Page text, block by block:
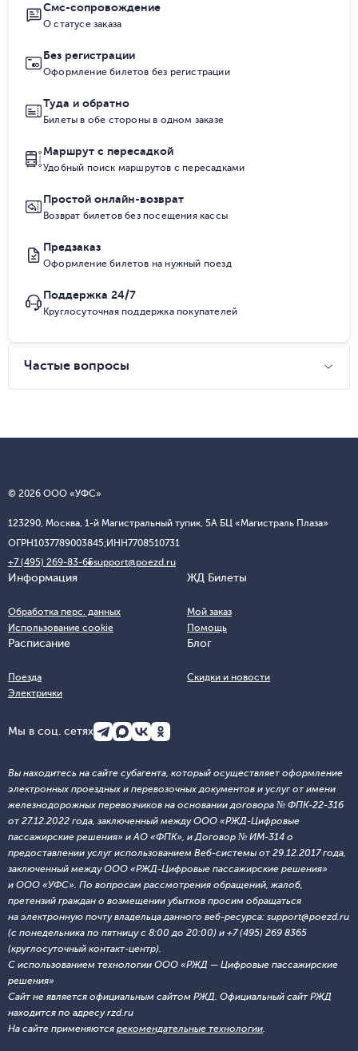
Смс-сопровождение
О статусе заказа
Без регистрации
Оформление билетов без регистрации
Туда и обратно
Билеты в обе стороны в одном заказе
Маршрут с пересадкой
Удобный поиск маршрутов с пересадками
Простой онлайн-возврат
Возврат билетов без посещения кассы
Предзаказ
Оформление билетов на нужный поезд
Поддержка 24/7
Круглосуточная поддержка покупателей
Частые вопросы
© 2026 ООО «УФС»
123290, Москва, 1-й Магистральный тупик, 5А БЦ «Магистраль Плаза»
ОГРН1037789003845;ИНН7708510731
+7 (495) 269-83-65support@poezd.ru
Информация
Обработка перс. данных
Использование cookie
ЖД Билеты
Мой заказ
Помощь
Расписание
Поезда
Электрички
Блог
Скидки и новости
Мы в соц. сетях
Вы находитесь на сайте субагента, который осуществляет оформление
электронных проездных и перевозочных документов и услуг от имени
железнодорожных перевозчиков на основании договора № ФПК-22-316
от 27.12.2022 года, заключенный между ООО «РЖД-Цифровые
пассажирские решения» и АО «ФПК», и Договор № ИМ-314 о
предоставлении услуг использованием Веб-системы от 29.12.2017 года,
заключенный между ООО «РЖД-Цифровые пассажирские решения»
и ООО «УФС». По вопросам рассмотрения обращений, жалоб,
претензий граждан о возмещении убытков просим обращаться
на электронную почту владельца данного веб-ресурса: support@poezd.ru
(с понедельника по пятницу с 8:00 до 20:00) и +7 (495) 269 8365
(круглосуточный контакт-центр).
С использованием технологии ООО «РЖД — Цифровые пассажирские
решения»
Сайт не является официальным сайтом РЖД. Официальный сайт РЖД
находится по адресу rzd.ru
На сайте применяются рекомендательные технологии.